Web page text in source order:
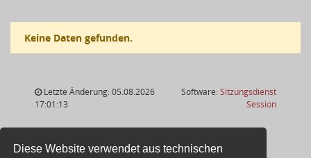
Diese Website verwendet aus technischen
Keine Daten gefunden.
Letzte Änderung: 05.08.2026
17:01:13
Software:Sitzungsdienst
Session(Wird in